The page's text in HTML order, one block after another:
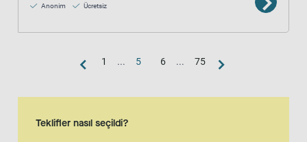
Anonim Ücretsiz
1 ... 5 6 ... 75
Harita görünümü
Teklifler nasıl seçildi?